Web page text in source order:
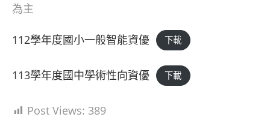
為主
112學年度國小一般智能資優 下載
113學年度國中學術性向資優 下載
Post Views: 389